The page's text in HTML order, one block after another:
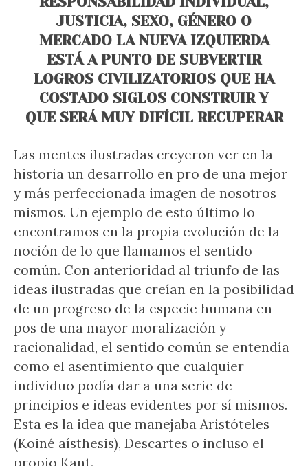
JUSTICIA, SEXO, GÉNERO O
MERCADO LA NUEVA IZQUIERDA
ESTÁ A PUNTO DE SUBVERTIR
LOGROS CIVILIZATORIOS QUE HA
COSTADO SIGLOS CONSTRUIR Y
QUE SERÁ MUY DIFÍCIL RECUPERAR
Las mentes ilustradas creyeron ver en la
historia un desarrollo en pro de una mejor
y más perfeccionada imagen de nosotros
mismos. Un ejemplo de esto último lo
encontramos en la propia evolución de la
noción de lo que llamamos el sentido
común. Con anterioridad al triunfo de las
ideas ilustradas que creían en la posibilidad
de un progreso de la especie humana en
pos de una mayor moralización y
racionalidad, el sentido común se entendía
como el asentimiento que cualquier
individuo podía dar a una serie de
principios e ideas evidentes por sí mismos.
Esta es la idea que manejaba Aristóteles
(Koiné aísthesis), Descartes o incluso el
propio Kant.